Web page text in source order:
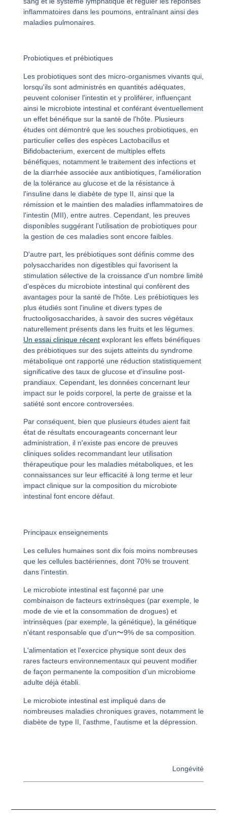
inflammatoires dans les poumons, entraînant ainsi des
maladies pulmonaires.
Probiotiques et prébiotiques
Les probiotiques sont des micro-organismes vivants qui,
lorsqu'ils sont administrés en quantités adéquates,
peuvent coloniser l'intestin et y proliférer, influençant
ainsi le microbiote intestinal et conférant éventuellement
un effet bénéfique sur la santé de l'hôte. Plusieurs
études ont démontré que les souches probiotiques, en
particulier celles des espèces Lactobacillus et
Bifidobacterium, exercent de multiples effets
bénéfiques, notamment le traitement des infections et
de la diarrhée associée aux antibiotiques, l'amélioration
de la tolérance au glucose et de la résistance à
l'insuline dans le diabète de type II, ainsi que la
rémission et le maintien des maladies inflammatoires de
l'intestin (MII), entre autres. Cependant, les preuves
disponibles suggérant l'utilisation de probiotiques pour
la gestion de ces maladies sont encore faibles.
D'autre part, les prébiotiques sont définis comme des
polysaccharides non digestibles qui favorisent la
stimulation sélective de la croissance d'un nombre limité
d'espèces du microbiote intestinal qui confèrent des
avantages pour la santé de l'hôte. Les prébiotiques les
plus étudiés sont l'inuline et divers types de
fructooligosaccharides, à savoir des sucres végétaux
naturellement présents dans les fruits et les légumes.
Un essai clinique récentexplorant les effets bénéfiques
des prébiotiques sur des sujets atteints du syndrome
métabolique ont rapporté une réduction statistiquement
significative des taux de glucose et d'insuline post-
prandiaux. Cependant, les données concernant leur
impact sur le poids corporel, la perte de graisse et la
satiété sont encore controversées.
Par conséquent, bien que plusieurs études aient fait
état de résultats encourageants concernant leur
administration, il n'existe pas encore de preuves
cliniques solides recommandant leur utilisation
thérapeutique pour les maladies métaboliques, et les
connaissances sur leur efficacité à long terme et leur
impact clinique sur la composition du microbiote
intestinal font encore défaut.
Principaux enseignements
Les cellules humaines sont dix fois moins nombreuses
que les cellules bactériennes, dont 70% se trouvent
dans l'intestin.
Le microbiote intestinal est façonné par une
combinaison de facteurs extrinsèques (par exemple, le
mode de vie et la consommation de drogues) et
intrinsèques (par exemple, la génétique), la génétique
n'étant responsable que d'un〜9% de sa composition.
L'alimentation et l'exercice physique sont deux des
rares facteurs environnementaux qui peuvent modifier
de façon permanente la composition d'un microbiome
adulte déjà établi.
Le microbiote intestinal est impliqué dans de
nombreuses maladies chroniques graves, notamment le
diabète de type II, l'asthme, l'autisme et la dépression.
Longévité